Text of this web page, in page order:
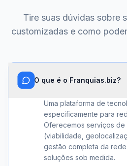
Tire suas dúvidas sobre
customizadas e como
O que é o Franquias.biz?
Uma plataforma de
especificamente para
Oferecemos serviços de
(viabilidade,
gestão completa da
soluções sob medida.